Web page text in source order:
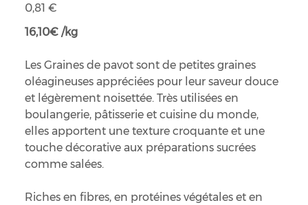
Prix
0,81 €
16,10€ /kg
Les Graines de pavot sont de petites graines
oléagineuses appréciées pour leur saveur douce
et légèrement noisettée. Très utilisées en
boulangerie, pâtisserie et cuisine du monde,
elles apportent une texture croquante et une
touche décorative aux préparations sucrées
comme salées.
Riches en fibres, en protéines végétales et en